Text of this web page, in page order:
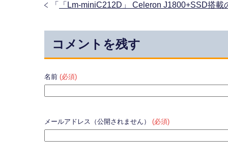
「 「Lm-miniC212D」 Celeron J1800+SSD搭
コメントを残す
名前 (必須)
メールアドレス（公開されません） (必須)